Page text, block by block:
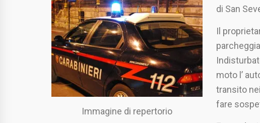
Immagine di repertorio
di San
Il
moto l’
transito
fare